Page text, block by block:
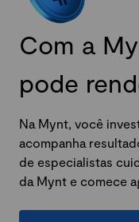
Com a
pode
Na Mynt, você
acompanha
de especialistas
da Mynt e comece